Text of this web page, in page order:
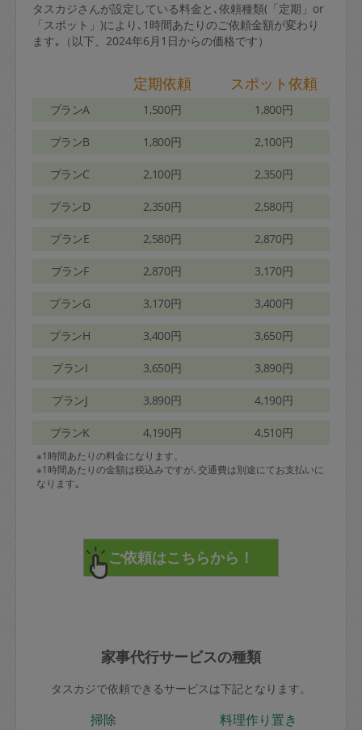
タスカジさんが設定している料金と､依頼種類(「定期」or
「スポット」)により､1時間あたりのご依頼金額が変わり
ます｡（以下、2024年6月1日からの価格です）
定期依頼 スポット依頼
プランA 1,500円 1,800円
プランB 1,800円 2,100円
プランC 2,100円 2,350円
プランD 2,350円 2,580円
プランE 2,580円 2,870円
プランF 2,870円 3,170円
プランG 3,170円 3,400円
プランH 3,400円 3,650円
プランI 3,650円 3,890円
プランJ 3,890円 4,190円
プランK 4,190円 4,510円
※1時間あたりの料金になります。
※1時間あたりの金額は税込みですが､交通費は別途にてお支払いに
なります｡
家事代行サービスの種類
タスカジで依頼できるサービスは下記となります。
掃除 料理作り置き